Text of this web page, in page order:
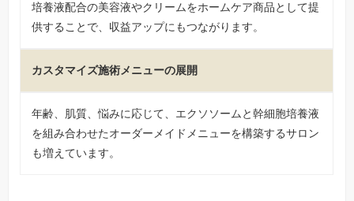
培養液配合の美容液やクリームをホームケア商品として提
供することで、収益アップにもつながります。
カスタマイズ施術メニューの展開
年齢、肌質、悩みに応じて、エクソソームと幹細胞培養液
を組み合わせたオーダーメイドメニューを構築するサロン
も増えています。